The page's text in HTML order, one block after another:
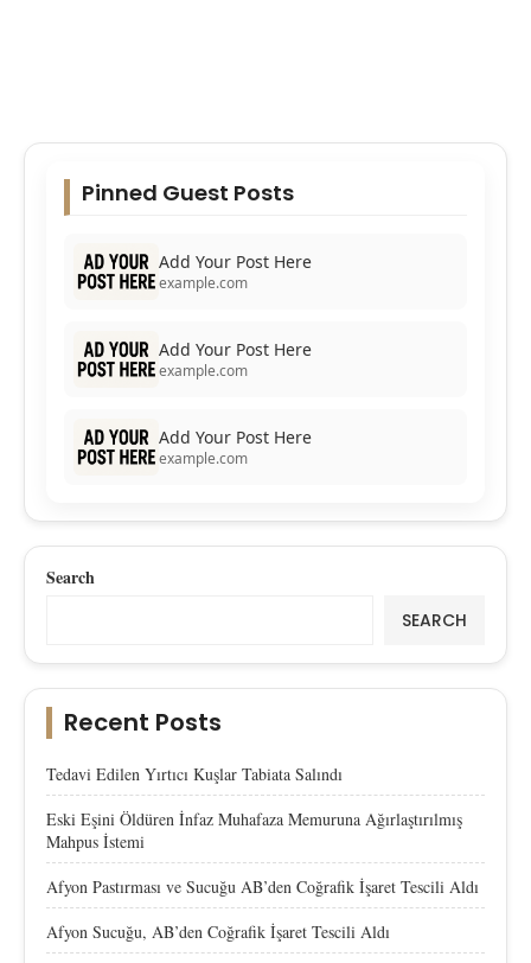
Pinned Guest Posts
Add Your Post Here
example.com
Add Your Post Here
example.com
Add Your Post Here
example.com
Search
SEARCH
Recent Posts
Tedavi Edilen Yırtıcı Kuşlar Tabiata Salındı
Eski Eşini Öldüren İnfaz Muhafaza Memuruna Ağırlaştırılmış
Mahpus İstemi
Afyon Pastırması ve Sucuğu AB’den Coğrafik İşaret Tescili Aldı
Afyon Sucuğu, AB’den Coğrafik İşaret Tescili Aldı